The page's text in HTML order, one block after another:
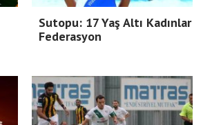
Sutopu: 17 Yaş Altı Kadınlar
Federasyon